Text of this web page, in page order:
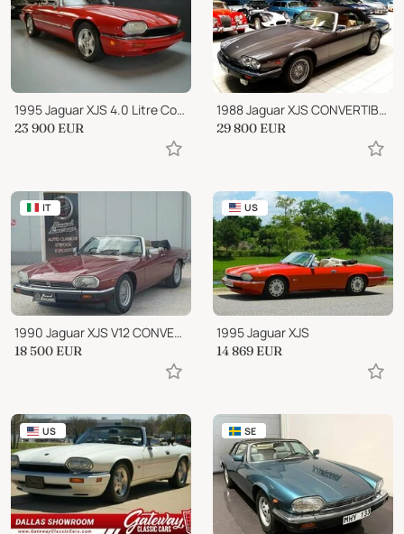
1995 Jaguar XJS 4.0 Litre Convertible Exceptional
23 900 EUR
1988 Jaguar XJS CONVERTIBLE V12 5.3
29 800 EUR
IT
1990 Jaguar XJS V12 CONVERTIBILE AUTOMATICA -SERVICE B
18 500 EUR
US
1995 Jaguar XJS
14 869 EUR
US SE